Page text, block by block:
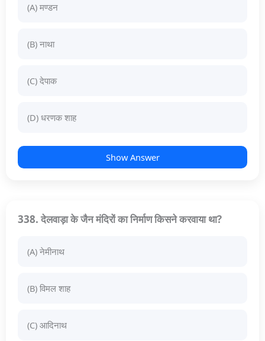
(A) मण्डन
(B) नाथा
(C) देपाक
(D) धरणक शाह
Show Answer
338. देलवाड़ा के जैन मंदिरों का निर्माण किसने करवाया था?
(A) नेमीनाथ
(B) विमल शाह
(C) आदिनाथ